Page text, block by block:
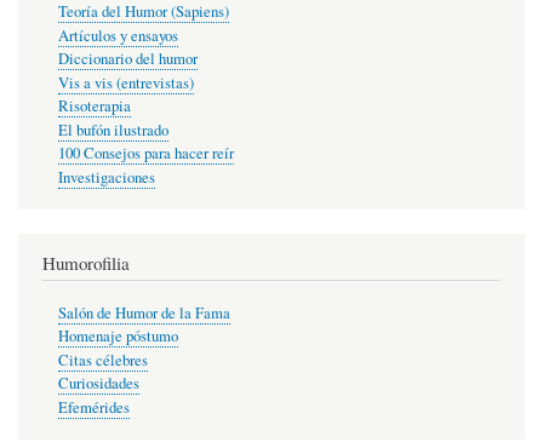
Teoría del Humor (Sapiens)
Artículos y ensayos
Diccionario del humor
Vis a vis (entrevistas)
Risoterapia
El bufón ilustrado
100 Consejos para hacer reír
Investigaciones
Humorofilia
Salón de Humor de la Fama
Homenaje póstumo
Citas célebres
Curiosidades
Efemérides